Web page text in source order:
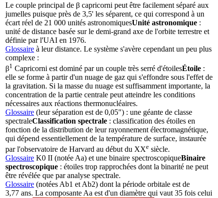
Le couple principal de β capricorni peut être facilement séparé aux
jumelles puisque près de 3,5' les séparent, ce qui correspond à un
écart réel de 21 000 unités astronomiquesUnité astronomique :
unité de distance basée sur le demi-grand axe de l'orbite terrestre et
définie par l'UAI en 1976.
Glossaire à leur distance. Le système s'avère cependant un peu plus
complexe :
β1 Capricorni est dominé par un couple très serré d'étoilesÉtoile :
elle se forme à partir d'un nuage de gaz qui s'effondre sous l'effet de
la gravitation. Si la masse du nuage est suffisamment importante, la
concentration de la partie centrale peut atteindre les conditions
nécessaires aux réactions thermonucléaires.
Glossaire (leur séparation est de 0,05") : une géante de classe
spectraleClassification spectrale : classification des étoiles en
fonction de la distribution de leur rayonnement électromagnétique,
qui dépend essentiellement de la température de surface, instaurée
par l'observatoire de Harvard au début du XXe siècle.
Glossaire K0 II (notée Aa) et une binaire spectroscopiqueBinaire
spectroscopique : étoiles trop rapprochées dont la binarité ne peut
être révélée que par analyse spectrale.
Glossaire (notées Ab1 et Ab2) dont la période orbitale est de
3,77 ans. La composante Aa est d'un diamètre qui vaut 35 fois celui